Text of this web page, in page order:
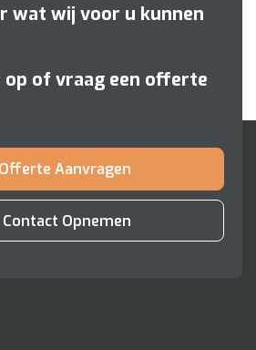
wat wij voor u kunnen
op of vraag een offerte
Offerte Aanvragen
Contact Opnemen